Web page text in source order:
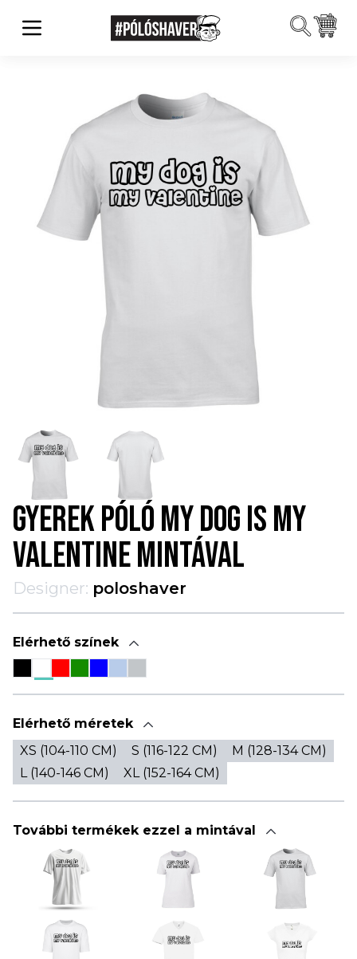
GYEREK PÓLÓ MY DOG IS MY
VALENTINE MINTÁVAL
Designer: poloshaver
Elérhető színek
Elérhető méretek
XS (104-110 CM)
S (116-122 CM)
M (128-134 CM)
L (140-146 CM)
XL (152-164 CM)
További termékek ezzel a mintával